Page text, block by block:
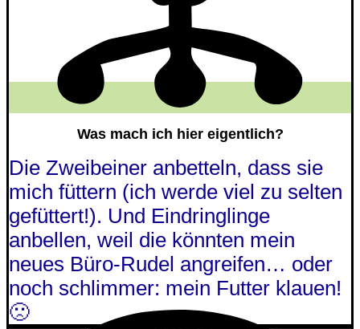
Was mach ich hier eigentlich?
Die Zweibeiner anbetteln, dass sie
mich füttern (ich werde viel zu selten
gefüttert!). Und Eindringlinge
anbellen, weil die könnten mein
neues Büro-Rudel angreifen… oder
noch schlimmer: mein Futter klauen!
🙁